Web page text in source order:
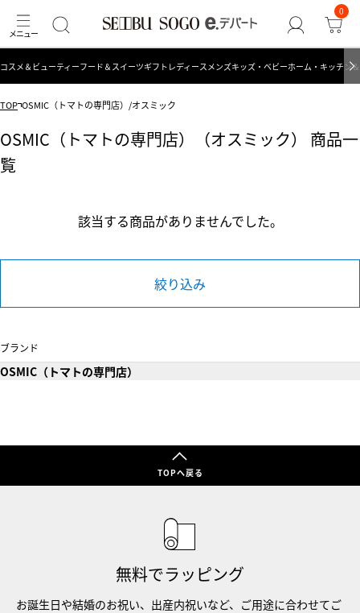
0
コスメ＆ビューティーフード＆スイーツギフト レディース メンズキッズ・ベビーホーム・キッチン
TOP OSMIC（トマトの専門店）/オスミック
OSMIC（トマトの専門店）（オスミック） 商品一
覧
該当する商品がありませんでした。
絞り込み
ブランド
OSMIC（トマトの専門店）
TOPへ戻る
無料でラッピング
お誕生日や結婚のお祝い、出産内祝いなど、ご用途に合わせてご